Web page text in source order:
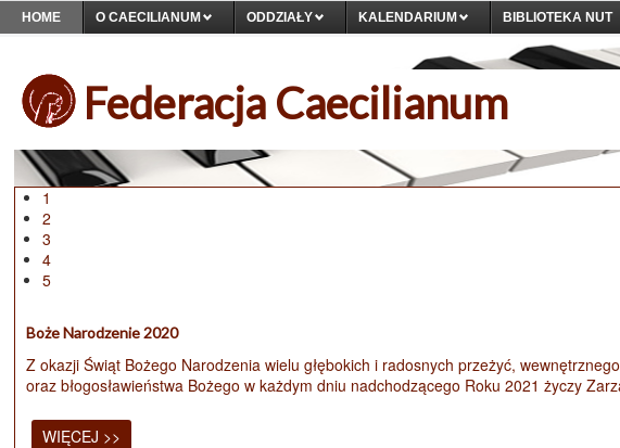
HOME O CAECILIANUM ODDZIAŁY KALENDARIUM BIBLIOTEKA NUT
Federacja Caecilianum
1
2
3
4
5
Boże Narodzenie 2020
Z okazji Świąt Bożego Narodzenia wielu głębokich i radosnych przeżyć,
oraz błogosławieństwa Bożego w każdym dniu nadchodzącego Roku 2021 życzy
WIĘCEJ >>